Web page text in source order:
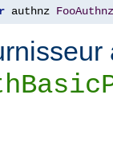
authnz FooAuthnz